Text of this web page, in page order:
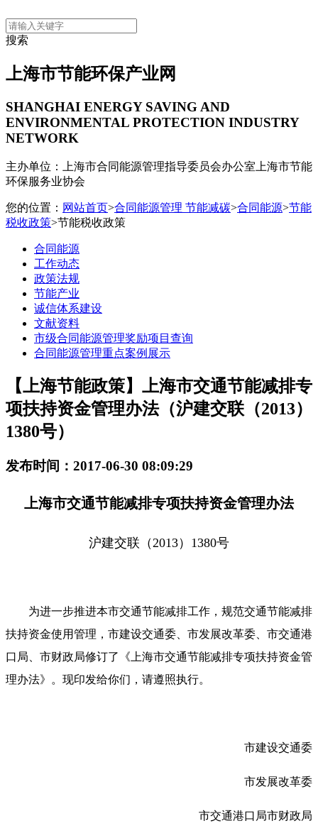
搜索
上海市节能环保产业网
SHANGHAI ENERGY SAVING AND
ENVIRONMENTAL PROTECTION INDUSTRY
NETWORK
主办单位：上海市合同能源管理指导委员会办公室 上海市节能
环保服务业协会
您的位置： 网站首页>合同能源管理 节能减碳>合同能源>节能
税收政策>节能税收政策
合同能源
工作动态
政策法规
节能产业
诚信体系建设
文献资料
市级合同能源管理奖励项目查询
合同能源管理重点案例展示
【上海节能政策】上海市交通节能减排专
项扶持资金管理办法（沪建交联（2013）
1380号）
发布时间：2017-06-30 08:09:29
上海市交通节能减排专项扶持资金管理办法
沪建交联（2013）1380号
为进一步推进本市交通节能减排工作，规范交通节能减排
扶持资金使用管理，市建设交通委、市发展改革委、市交通港
口局、市财政局修订了《上海市交通节能减排专项扶持资金管
理办法》。现印发给你们，请遵照执行。
市建设交通委
市发展改革委
市交通港口局市财政局